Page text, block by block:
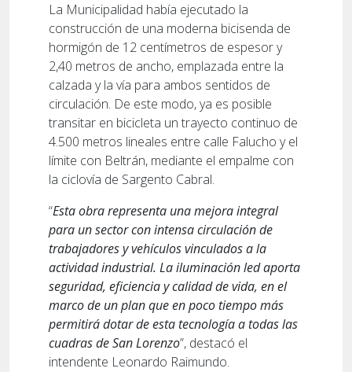
La Municipalidad había ejecutado la
construcción de una moderna bicisenda de
hormigón de 12 centímetros de espesor y
2,40 metros de ancho, emplazada entre la
calzada y la vía para ambos sentidos de
circulación. De este modo, ya es posible
transitar en bicicleta un trayecto continuo de
4.500 metros lineales entre calle Falucho y el
límite con Beltrán, mediante el empalme con
la ciclovía de Sargento Cabral.
“Esta obra representa una mejora integral
para un sector con intensa circulación de
trabajadores y vehículos vinculados a la
actividad industrial. La iluminación led aporta
seguridad, eficiencia y calidad de vida, en el
marco de un plan que en poco tiempo más
permitirá dotar de esta tecnología a todas las
cuadras de San Lorenzo”, destacó el
intendente Leonardo Raimundo.